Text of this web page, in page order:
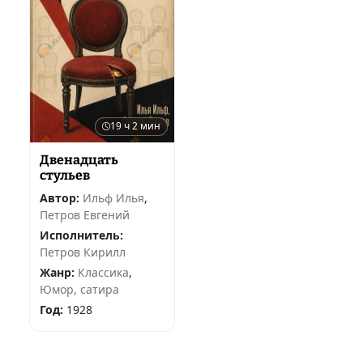
19 ч 2 мин
Двенадцать
стульев
Автор: Ильф Илья,
Петров Евгений
Исполнитель:
Петров Кирилл
Жанр: Классика,
Юмор, сатира
Год: 1928